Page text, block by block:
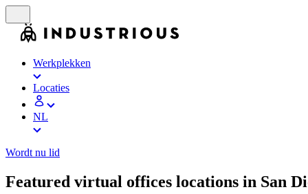
Werkplekken
Locaties
NL
Wordt nu lid
Featured virtual offices locations in San